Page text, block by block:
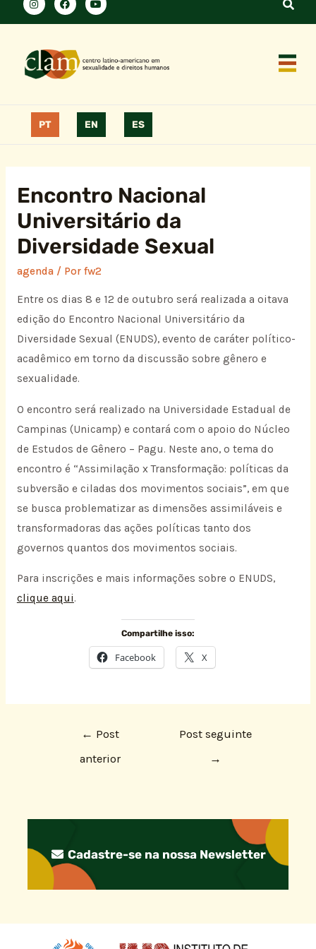
PT EN ES
Encontro Nacional
Universitário da
Diversidade Sexual
agenda/ Por fw2
Entre os dias 8 e 12 de outubro será realizada a oitava
edição do Encontro Nacional Universitário da
Diversidade Sexual (ENUDS), evento de caráter político-
acadêmico em torno da discussão sobre gênero e
sexualidade.
O encontro será realizado na Universidade Estadual de
Campinas (Unicamp) e contará com o apoio do Núcleo
de Estudos de Gênero – Pagu. Neste ano, o tema do
encontro é “Assimilação x Transformação: políticas da
subversão e ciladas dos movimentos sociais”, em que
se busca problematizar as dimensões assimiláveis e
transformadoras das ações políticas tanto dos
governos quantos dos movimentos sociais.
Para inscrições e mais informações sobre o ENUDS,
clique aqui.
Compartilhe isso:
Facebook X
← Post
anterior
Post seguinte
→
Cadastre-se na nossa Newsletter